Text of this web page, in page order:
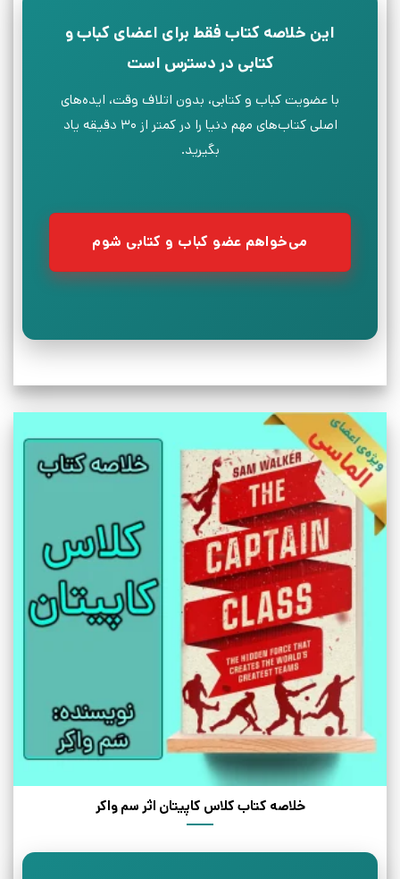
این خلاصه کتاب فقط برای اعضای کباب و
کتابی در دسترس است
با عضویت کباب و کتابی، بدون اتلاف وقت، ایده‌های
اصلی کتاب‌های مهم دنیا را در کمتر از ۳۰ دقیقه یاد
بگیرید.
می‌خواهم عضو کباب و کتابی شوم
خلاصه کتاب کلاس کاپیتان اثر سم واکر